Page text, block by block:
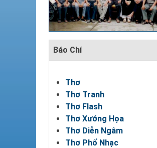
Báo Chí
Thơ
Thơ Tranh
Thơ Flash
Thơ Xướng Họa
Thơ Diễn Ngâm
Thơ Phổ Nhạc